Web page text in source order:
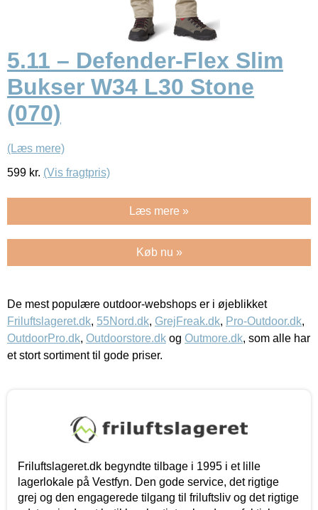
5.11 – Defender-Flex Slim
Bukser W34 L30 Stone
(070)
(Læs mere)
599 kr. (Vis fragtpris)
Læs mere »
Køb nu »
De mest populære outdoor-webshops er i øjeblikket
Friluftslageret.dk, 55Nord.dk, GrejFreak.dk, Pro-Outdoor.dk,
OutdoorPro.dk, Outdoorstore.dk og Outmore.dk, som alle har
et stort sortiment til gode priser.
Friluftslageret.dk begyndte tilbage i 1995 i et lille
lagerlokale på Vestfyn. Den gode service, det rigtige
grej og den engagerede tilgang til friluftsliv og det rigtige